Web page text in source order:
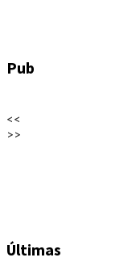
Pub
<<
>>
Últimas